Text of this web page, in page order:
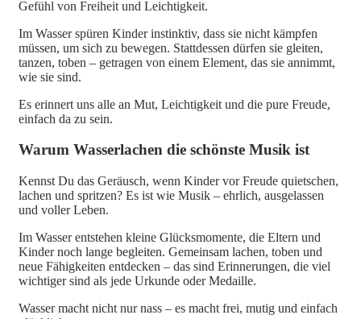
Gefühl von Freiheit und Leichtigkeit.
Im Wasser spüren Kinder instinktiv, dass sie nicht kämpfen
müssen, um sich zu bewegen. Stattdessen dürfen sie gleiten,
tanzen, toben – getragen von einem Element, das sie annimmt,
wie sie sind.
Es erinnert uns alle an Mut, Leichtigkeit und die pure Freude,
einfach da zu sein.
Warum Wasserlachen die schönste Musik ist
Kennst Du das Geräusch, wenn Kinder vor Freude quietschen,
lachen und spritzen? Es ist wie Musik – ehrlich, ausgelassen
und voller Leben.
Im Wasser entstehen kleine Glücksmomente, die Eltern und
Kinder noch lange begleiten. Gemeinsam lachen, toben und
neue Fähigkeiten entdecken – das sind Erinnerungen, die viel
wichtiger sind als jede Urkunde oder Medaille.
Wasser macht nicht nur nass – es macht frei, mutig und einfach